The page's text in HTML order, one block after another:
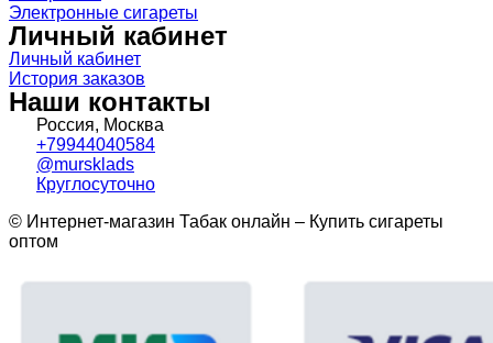
Электронные сигареты
Личный кабинет
Личный кабинет
История заказов
Наши контакты
Россия, Москва
+79944040584
@mursklads
Круглосуточно
© Интернет-магазин Табак онлайн – Купить сигареты
оптом